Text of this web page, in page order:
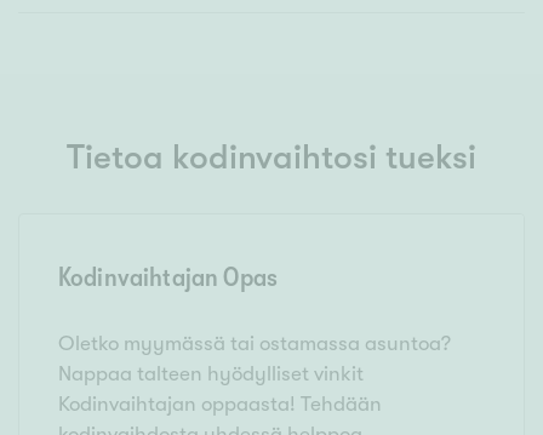
Tietoa kodinvaihtosi tueksi
Kodinvaihtajan Opas
Oletko myymässä tai ostamassa asuntoa?
Nappaa talteen hyödylliset vinkit
Kodinvaihtajan oppaasta! Tehdään